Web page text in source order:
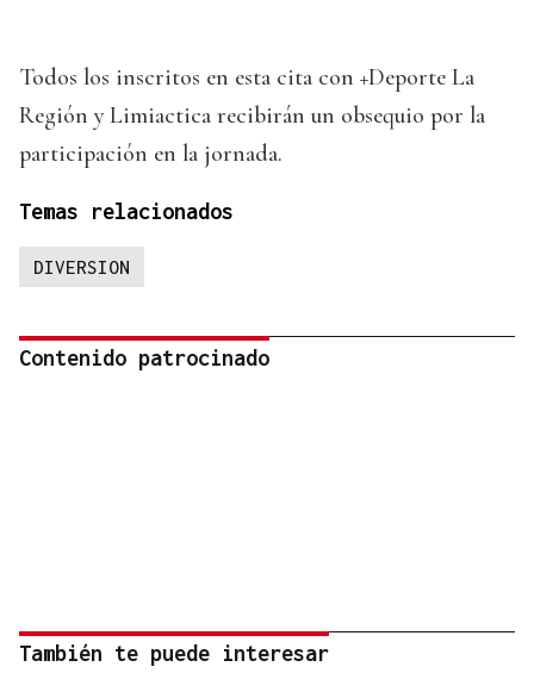
Todos los inscritos en esta cita con +Deporte La
Región y Limiactica recibirán un obsequio por la
participación en la jornada.
Temas relacionados
DIVERSION
Contenido patrocinado
También te puede interesar